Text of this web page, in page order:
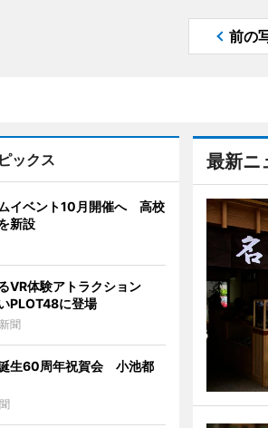
前の
最新ニ
ックス
イベント10月開催へ 高校
新設
VR体験アトラクション
PLOT48に登場
聞
生60周年祝賀会 小池都